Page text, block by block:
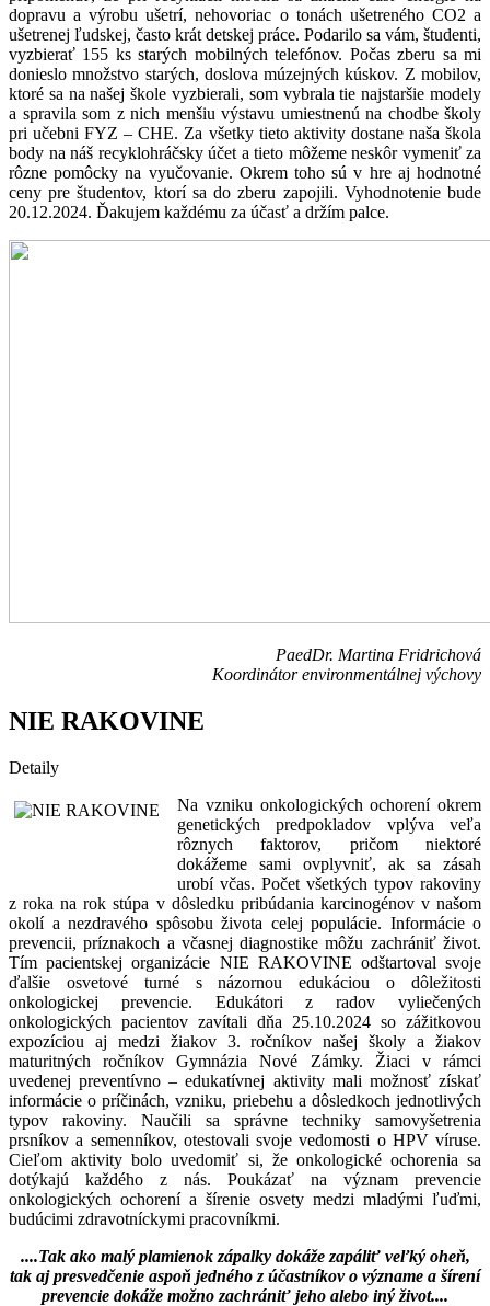
dopravu a výrobu ušetrí, nehovoriac o tonách ušetreného CO2 a
ušetrenej ľudskej, často krát detskej práce. Podarilo sa vám, študenti,
vyzbierať 155 ks starých mobilných telefónov. Počas zberu sa mi
donieslo množstvo starých, doslova múzejných kúskov. Z mobilov,
ktoré sa na našej škole vyzbierali, som vybrala tie najstaršie modely
a spravila som z nich menšiu výstavu umiestnenú na chodbe školy
pri učebni FYZ – CHE. Za všetky tieto aktivity dostane naša škola
body na náš recyklohráčsky účet a tieto môžeme neskôr vymeniť za
rôzne pomôcky na vyučovanie. Okrem toho sú v hre aj hodnotné
ceny pre študentov, ktorí sa do zberu zapojili. Vyhodnotenie bude
20.12.2024. Ďakujem každému za účasť a držím palce.
PaedDr. Martina Fridrichová
Koordinátor environmentálnej výchovy
NIE RAKOVINE
Detaily
Na vzniku onkologických ochorení okrem
genetických predpokladov vplýva veľa
rôznych faktorov, pričom niektoré
dokážeme sami ovplyvniť, ak sa zásah
urobí včas. Počet všetkých typov rakoviny
z roka na rok stúpa v dôsledku pribúdania karcinogénov v našom
okolí a nezdravého spôsobu života celej populácie. Informácie o
prevencii, príznakoch a včasnej diagnostike môžu zachrániť život.
Tím pacientskej organizácie NIE RAKOVINE odštartoval svoje
ďalšie osvetové turné s názornou edukáciou o dôležitosti
onkologickej prevencie. Edukátori z radov vyliečených
onkologických pacientov zavítali dňa 25.10.2024 so zážitkovou
expozíciou aj medzi žiakov 3. ročníkov našej školy a žiakov
maturitných ročníkov Gymnázia Nové Zámky. Žiaci v rámci
uvedenej preventívno – edukatívnej aktivity mali možnosť získať
informácie o príčinách, vzniku, priebehu a dôsledkoch jednotlivých
typov rakoviny. Naučili sa správne techniky samovyšetrenia
prsníkov a semenníkov, otestovali svoje vedomosti o HPV víruse.
Cieľom aktivity bolo uvedomiť si, že onkologické ochorenia sa
dotýkajú každého z nás. Poukázať na význam prevencie
onkologických ochorení a šírenie osvety medzi mladými ľuďmi,
budúcimi zdravotníckymi pracovníkmi.
....Tak ako malý plamienok zápalky dokáže zapáliť veľký oheň,
tak aj presvedčenie aspoň jedného z účastníkov o význame a šírení
prevencie dokáže možno zachrániť jeho alebo iný život....